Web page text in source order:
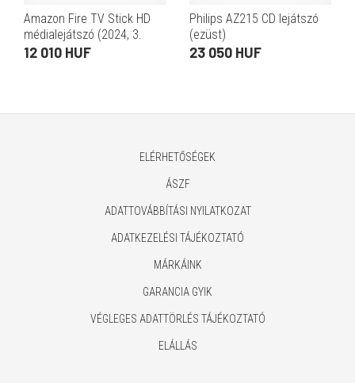
Amazon Fire TV Stick HD
médialejátszó (2024, 3.
gen.)
12 010 HUF
Philips AZ215 CD lejátszó
(ezüst)
23 050 HUF
ELÉRHETŐSÉGEK
ÁSZF
ADATTOVÁBBÍTÁSI NYILATKOZAT
ADATKEZELÉSI TÁJÉKOZTATÓ
MÁRKÁINK
GARANCIA GYIK
VÉGLEGES ADATTÖRLÉS TÁJÉKOZTATÓ
ELÁLLÁS